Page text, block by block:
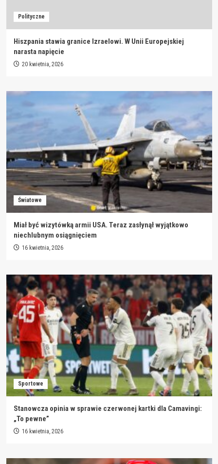
Polityczne
Hiszpania stawia granice Izraelowi. W Unii Europejskiej
narasta napięcie
20 kwietnia, 2026
Światowe
Miał być wizytówką armii USA. Teraz zasłynął wyjątkowo
niechlubnym osiągnięciem
16 kwietnia, 2026
Sportowe
Stanowcza opinia w sprawie czerwonej kartki dla Camavingi:
„To pewne”
16 kwietnia, 2026